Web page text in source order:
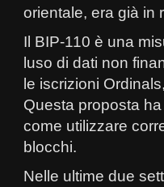
orientale, era già in
Il BIP-110 è una
luso di dati non
le iscrizioni
Questa proposta
come utilizzare
blocchi.
Nelle ultime due